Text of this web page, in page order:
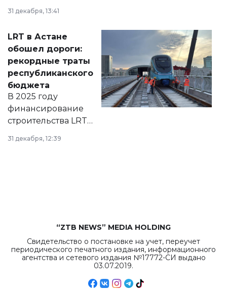
города на 2026–
2028 годы.
документ
появился в базе
нормативных
правовых актов и
на сайте маслихат
города.
31 декабря, 13:41
LRT в Астане
обошел дороги:
рекордные траты
республиканского
бюджета
В 2025 году
финансирование
строительства LRT
в Астане из
республиканского
31 декабря, 12:39
“ZTB NEWS” MEDIA HOLDING
Свидетельство о постановке на учет, переучет
периодического печатного издания, информационного
агентства и сетевого издания №17772-СИ выдано
03.07.2019.